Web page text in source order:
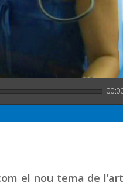
el nou tema de